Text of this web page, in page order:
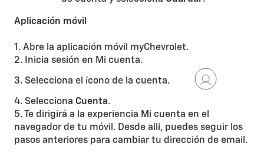
Aplicación móvil
1. Abre la aplicación móvil myChevrolet.
2. Inicia sesión en Mi cuenta.
3. Selecciona el ícono de la cuenta.
4. Selecciona Cuenta.
5. Te dirigirá a la experiencia Mi cuenta en el
navegador de tu móvil. Desde allí, puedes seguir los
pasos anteriores para cambiar tu dirección de email.